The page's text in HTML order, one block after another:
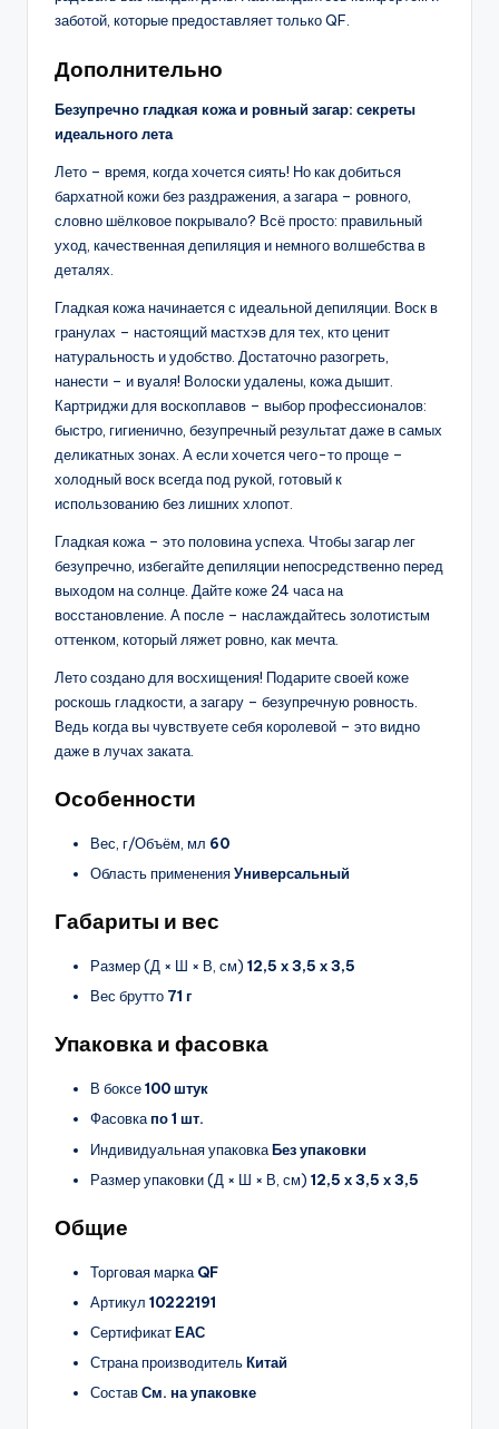
заботой, которые предоставляет только QF.
Дополнительно
Безупречно гладкая кожа и ровный загар: секреты
идеального лета
Лето – время, когда хочется сиять! Но как добиться
бархатной кожи без раздражения, а загара – ровного,
словно шёлковое покрывало? Всё просто: правильный
уход, качественная депиляция и немного волшебства в
деталях.
Гладкая кожа начинается с идеальной депиляции. Воск в
гранулах – настоящий мастхэв для тех, кто ценит
натуральность и удобство. Достаточно разогреть,
нанести – и вуаля! Волоски удалены, кожа дышит.
Картриджи для воскоплавов – выбор профессионалов:
быстро, гигиенично, безупречный результат даже в самых
деликатных зонах. А если хочется чего-то проще –
холодный воск всегда под рукой, готовый к
использованию без лишних хлопот.
Гладкая кожа – это половина успеха. Чтобы загар лег
безупречно, избегайте депиляции непосредственно перед
выходом на солнце. Дайте коже 24 часа на
восстановление. А после – наслаждайтесь золотистым
оттенком, который ляжет ровно, как мечта.
Лето создано для восхищения! Подарите своей коже
роскошь гладкости, а загару – безупречную ровность.
Ведь когда вы чувствуете себя королевой – это видно
даже в лучах заката.
Особенности
Вес, г/Объём, мл 60
Область примененияУниверсальный
Габариты и вес
Размер (Д × Ш × В, см) 12,5 х 3,5 х 3,5
Вес брутто 71 г
Упаковка и фасовка
В боксе100 штук
Фасовкапо 1 шт.
Индивидуальная упаковкаБез упаковки
Размер упаковки (Д × Ш × В, см) 12,5 х 3,5 х 3,5
Общие
Торговая марка QF
Артикул 10222191
СертификатЕАС
Страна производительКитай
СоставСм. на упаковке